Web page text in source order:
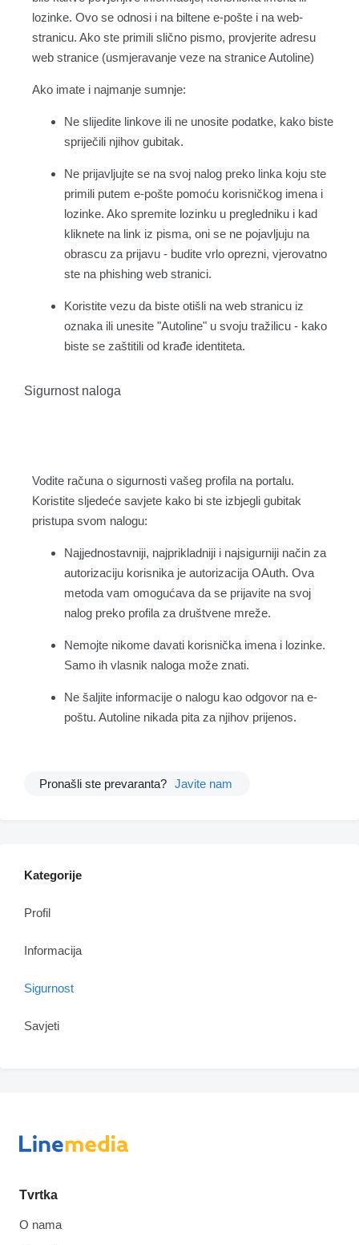
lozinke. Ovo se odnosi i na biltene e-pošte i na web-
stranicu. Ako ste primili slično pismo, provjerite adresu
web stranice (usmjeravanje veze na stranice Autoline)
Ako imate i najmanje sumnje:
Ne slijedite linkove ili ne unosite podatke, kako biste
spriječili njihov gubitak.
Ne prijavljujte se na svoj nalog preko linka koju ste
primili putem e-pošte pomoću korisničkog imena i
lozinke. Ako spremite lozinku u pregledniku i kad
kliknete na link iz pisma, oni se ne pojavljuju na
obrascu za prijavu - budite vrlo oprezni, vjerovatno
ste na phishing web stranici.
Koristite vezu da biste otišli na web stranicu iz
oznaka ili unesite "Autoline" u svoju tražilicu - kako
biste se zaštitili od krađe identiteta.
Sigurnost naloga
Vodite računa o sigurnosti vašeg profila na portalu.
Koristite sljedeće savjete kako bi ste izbjegli gubitak
pristupa svom nalogu:
Najjednostavniji, najprikladniji i najsigurniji način za
autorizaciju korisnika je autorizacija OAuth. Ova
metoda vam omogućava da se prijavite na svoj
nalog preko profila za društvene mreže.
Nemojte nikome davati korisnička imena i lozinke.
Samo ih vlasnik naloga može znati.
Ne šaljite informacije o nalogu kao odgovor na e-
poštu. Autoline nikada pita za njihov prijenos.
Pronašli ste prevaranta? Javite nam
Kategorije
Profil
Informacija
Sigurnost
Savjeti
Tvrtka
O nama